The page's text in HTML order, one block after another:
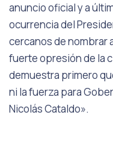
anuncio oficial y a
ocurrencia del
cercanos de nombrar
fuerte opresión de la
demuestra primero
ni la fuerza para
Nicolás Cataldo».